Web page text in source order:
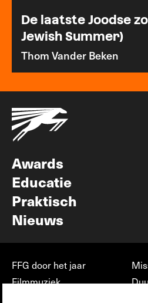
De laatste Joodse
Jewish Summer)
Thom Vander Beken
Awards
Educatie
Praktisch
Nieuws
FFG door het jaar
Filmmuziek